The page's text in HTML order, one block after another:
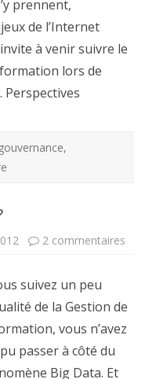
prennent,
de l’Internet
à venir suivre le
lors de
Perspectives
gouvernance,
2 commentaires
?
suivez un peu
de la Gestion de
vous n’avez
passer à côté du
Big Data. Et